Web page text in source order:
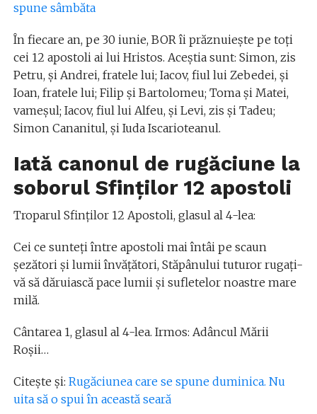
spune sâmbăta
În fiecare an, pe 30 iunie, BOR îi prăznuiește pe toți
cei 12 apostoli ai lui Hristos. Aceștia sunt: Simon, zis
Petru, şi Andrei, fratele lui; Iacov, fiul lui Zebedei, şi
Ioan, fratele lui; Filip şi Bartolomeu; Toma şi Matei,
vameşul; Iacov, fiul lui Alfeu, şi Levi, zis şi Tadeu;
Simon Cananitul, şi Iuda Iscarioteanul.
Iată canonul de rugăciune la
soborul Sfinților 12 apostoli
Troparul Sfinţilor 12 Apostoli, glasul al 4-lea:
Cei ce sunteţi între apostoli mai întâi pe scaun
şezători şi lumii învăţători, Stăpânului tuturor rugaţi-
vă să dăruiască pace lumii şi sufletelor noastre mare
milă.
Cântarea 1, glasul al 4-lea. Irmos: Adâncul Mării
Roşii…
Citește și: Rugăciunea care se spune duminica. Nu
uita să o spui în această seară